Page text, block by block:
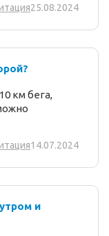
25.08.2024
км бега,
14.07.2024
и